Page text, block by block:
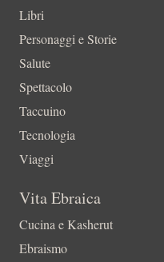
Libri
Personaggi e Storie
Salute
Spettacolo
Taccuino
Tecnologia
Viaggi
Vita Ebraica
Cucina e Kasherut
Ebraismo